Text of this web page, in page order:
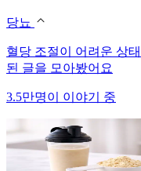
당뇨
혈당 조절이 어려운 상
된 글을 모아봤어요
3.5만명이 이야기 중